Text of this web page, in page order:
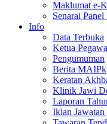
Maklumat e-
Senarai
Info
Data Terbuka
Ketua
Pengumuman
Berita MAIPk
Keratan
Klinik Jawi
Laporan
Iklan